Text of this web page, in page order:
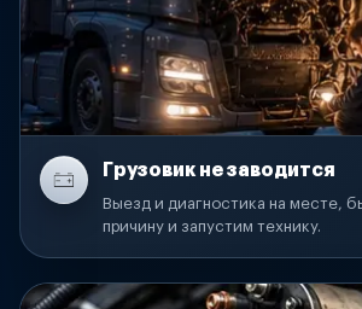
Грузовик не заводится
Выезд и диагностика на месте,
причину и запустим технику.